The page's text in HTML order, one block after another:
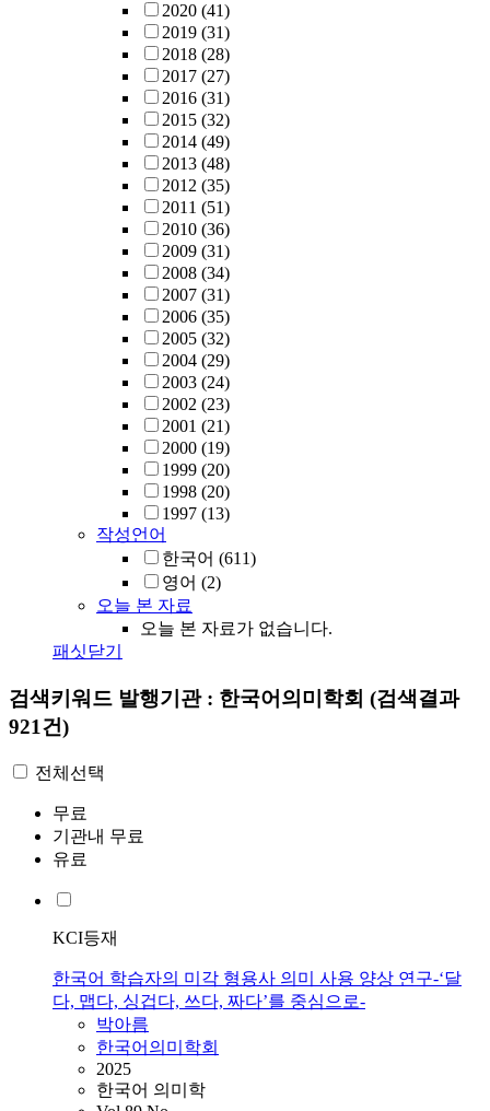
2020 (41)
2019 (31)
2018 (28)
2017 (27)
2016 (31)
2015 (32)
2014 (49)
2013 (48)
2012 (35)
2011 (51)
2010 (36)
2009 (31)
2008 (34)
2007 (31)
2006 (35)
2005 (32)
2004 (29)
2003 (24)
2002 (23)
2001 (21)
2000 (19)
1999 (20)
1998 (20)
1997 (13)
작성언어
한국어 (611)
영어 (2)
오늘 본 자료
오늘 본 자료가 없습니다.
패싯닫기
검색키워드 발행기관 : 한국어의미학회 (검색결과
921건)
전체선택
무료
기관내 무료
유료
KCI등재
한국어 학습자의 미각 형용사 의미 사용 양상 연구-‘달
다, 맵다, 싱겁다, 쓰다, 짜다’를 중심으로-
박아름
한국어의미학회
2025
한국어 의미학